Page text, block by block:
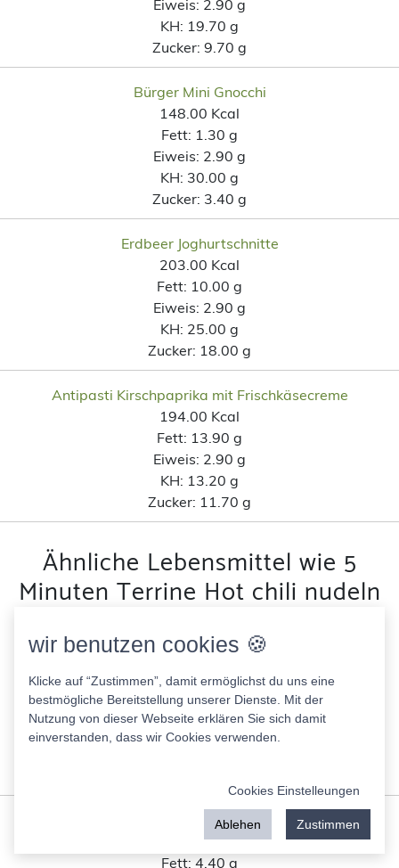
Eiweis: 2.90 g
KH: 19.70 g
Zucker: 9.70 g
Bürger Mini Gnocchi
148.00 Kcal
Fett: 1.30 g
Eiweis: 2.90 g
KH: 30.00 g
Zucker: 3.40 g
Erdbeer Joghurtschnitte
203.00 Kcal
Fett: 10.00 g
Eiweis: 2.90 g
KH: 25.00 g
Zucker: 18.00 g
Antipasti Kirschpaprika mit Frischkäsecreme
194.00 Kcal
Fett: 13.90 g
Eiweis: 2.90 g
KH: 13.20 g
Zucker: 11.70 g
Ähnliche Lebensmittel wie 5
Minuten Terrine Hot chili nudeln
150.00 Kcal
Fett:
5.50 g
Eiweis:2.90 g
Oat Kraft. Caramels Hafer Keks
130.00 Kcal
Fett: 4.40 g
wir benutzen cookies 🍪
Klicke auf “Zustimmen”, damit ermöglichst du uns eine
bestmögliche Bereitstellung unserer Dienste. Mit der
Nutzung von dieser Webseite erklären Sie sich damit
einverstanden, dass wir Cookies verwenden.
Cookies Einstelleungen
Ablehen Zustimmen